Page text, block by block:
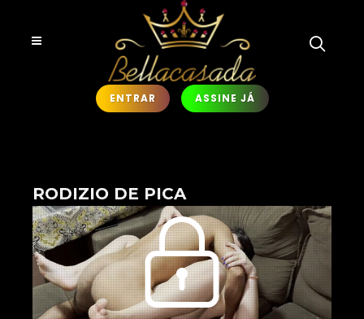
ENTRAR ASSINE JÁ
RODIZIO DE PICA